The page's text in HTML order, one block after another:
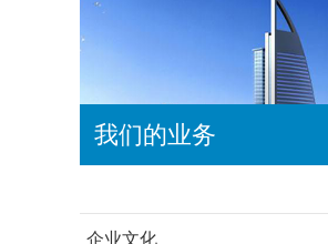
我们的业务
企业文化